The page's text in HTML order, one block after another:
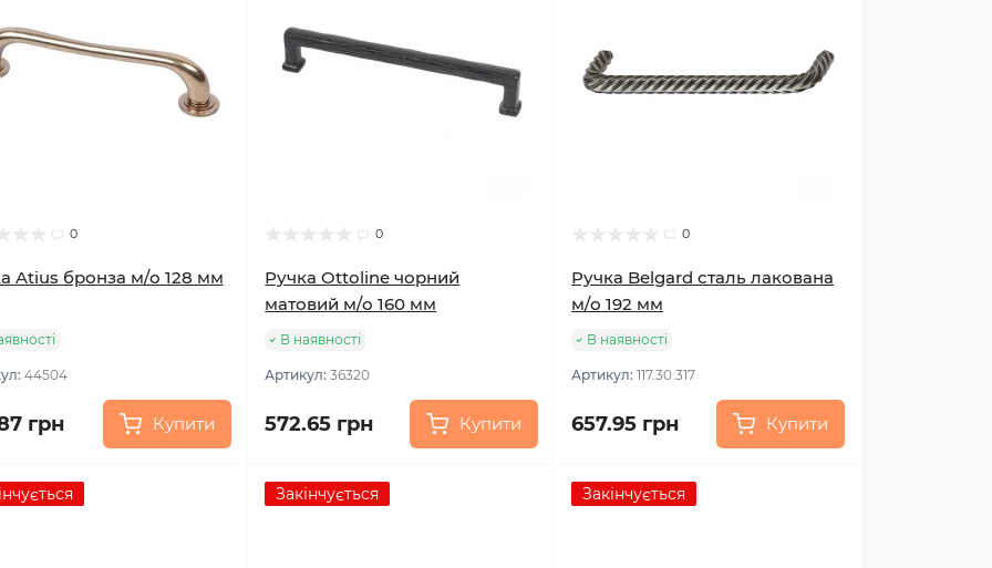
0
Atius бронза м/о 128 мм
44504
грн Купити
0
Ручка Ottoline чорний
матовий м/о 160 мм
В наявності
Артикул:36320
572.65 грн Купити
0
Ручка Belgard сталь лакована
м/о 192 мм
В наявності
Артикул:117.30.317
657.95 грн Купити
Закінчується Закінчується